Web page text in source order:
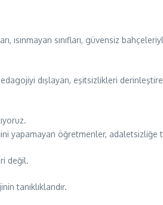
ısınmayan sınıfları, güvensiz
dışlayan, eşitsizlikleri
yapamayan öğretmenler, adaletsizliğe
değil.
tanıklıklarıdır.